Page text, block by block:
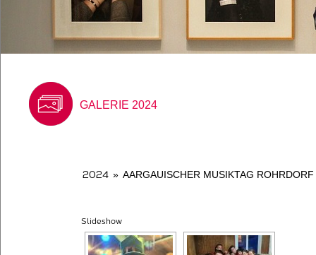
GALERIE 2024
2024 » AARGAUISCHER MUSIKTAG
Slideshow